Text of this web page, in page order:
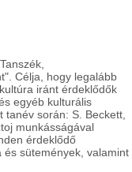
Célja, hogy legalább
iránt érdeklődők
egyéb kulturális
során: S. Beckett,
munkásságával
érdeklődő
és sütemények, valamint